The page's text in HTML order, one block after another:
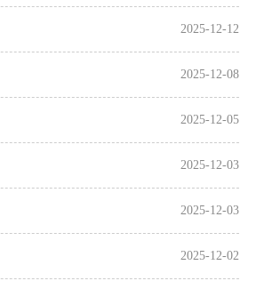
2025-12-12
2025-12-08
2025-12-05
2025-12-03
2025-12-03
2025-12-02